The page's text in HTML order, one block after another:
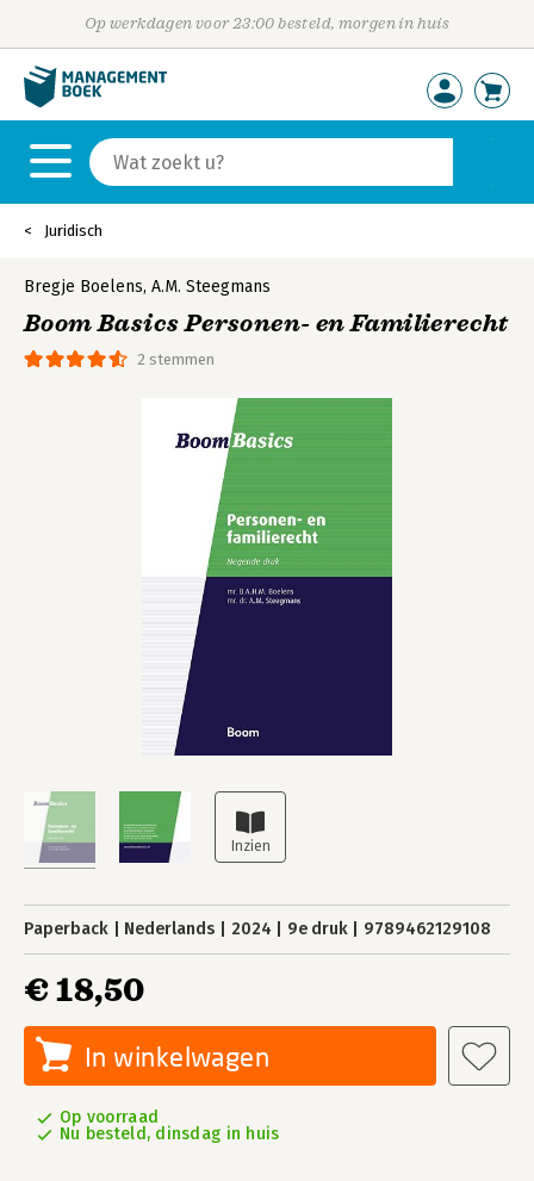
Op werkdagen voor 23:00 besteld, morgen in huis
Juridisch
2 stemmen
Bregje Boelens, A.M. Steegmans
Boom Basics Personen- en Familierecht
Paperback Nederlands 2024 9e druk 9789462129108
€ 18,50
In winkelwagen
Op voorraad
Nu besteld, dinsdag in huis